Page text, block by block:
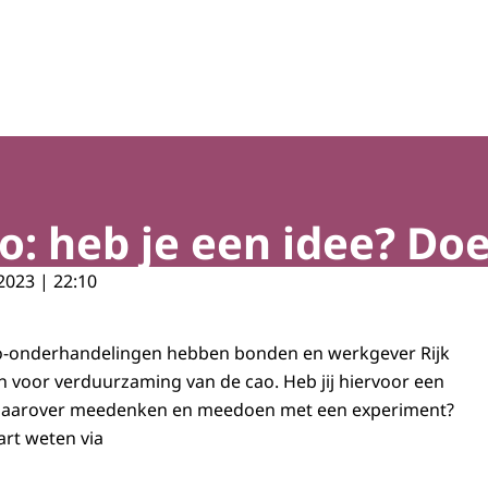
heb je een idee?
| 22:10
onderhandelingen hebben bonden en werkgever Rijk
voor verduurzaming van de cao. Heb jij hiervoor een
meedenken en meedoen met een experiment?
weten via